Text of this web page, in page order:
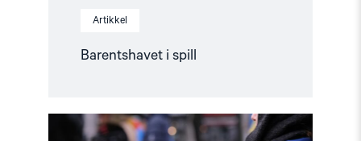
Artikkel
Barentshavet i spill
Read
article